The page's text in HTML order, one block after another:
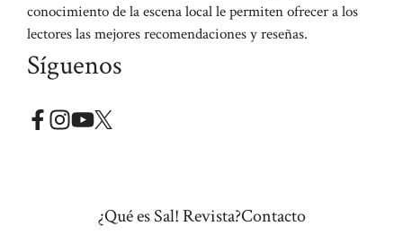
conocimiento de la escena local le permiten ofrecer a los
lectores las mejores recomendaciones y reseñas.
Síguenos
¿Qué es Sal! Revista?Contacto